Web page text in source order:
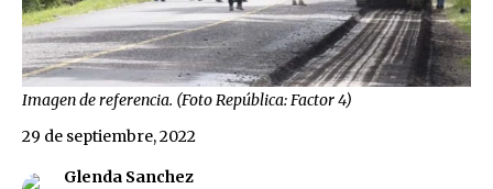
Imagen de referencia. (Foto República: Factor 4)
Glenda Sanchez
29 de septiembre, 2022